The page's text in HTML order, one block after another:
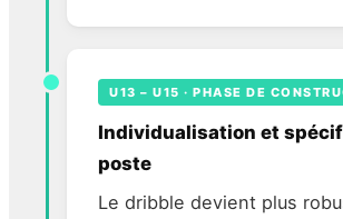
U13 – U15 · PHASE DE
Individualisation et
poste
Le dribble devient plus